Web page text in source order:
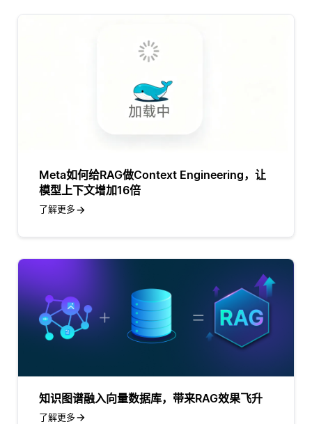
Meta如何给RAG做Context Engineering，让
模型上下文增加16倍
了解更多
知识图谱融入向量数据库，带来RAG效果飞升
了解更多